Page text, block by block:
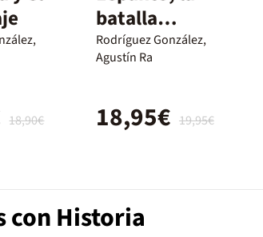
18,90€
batalla
decisiva
Rodríguez González,
Agustín Ra
19,95€
18,95€
con Historia